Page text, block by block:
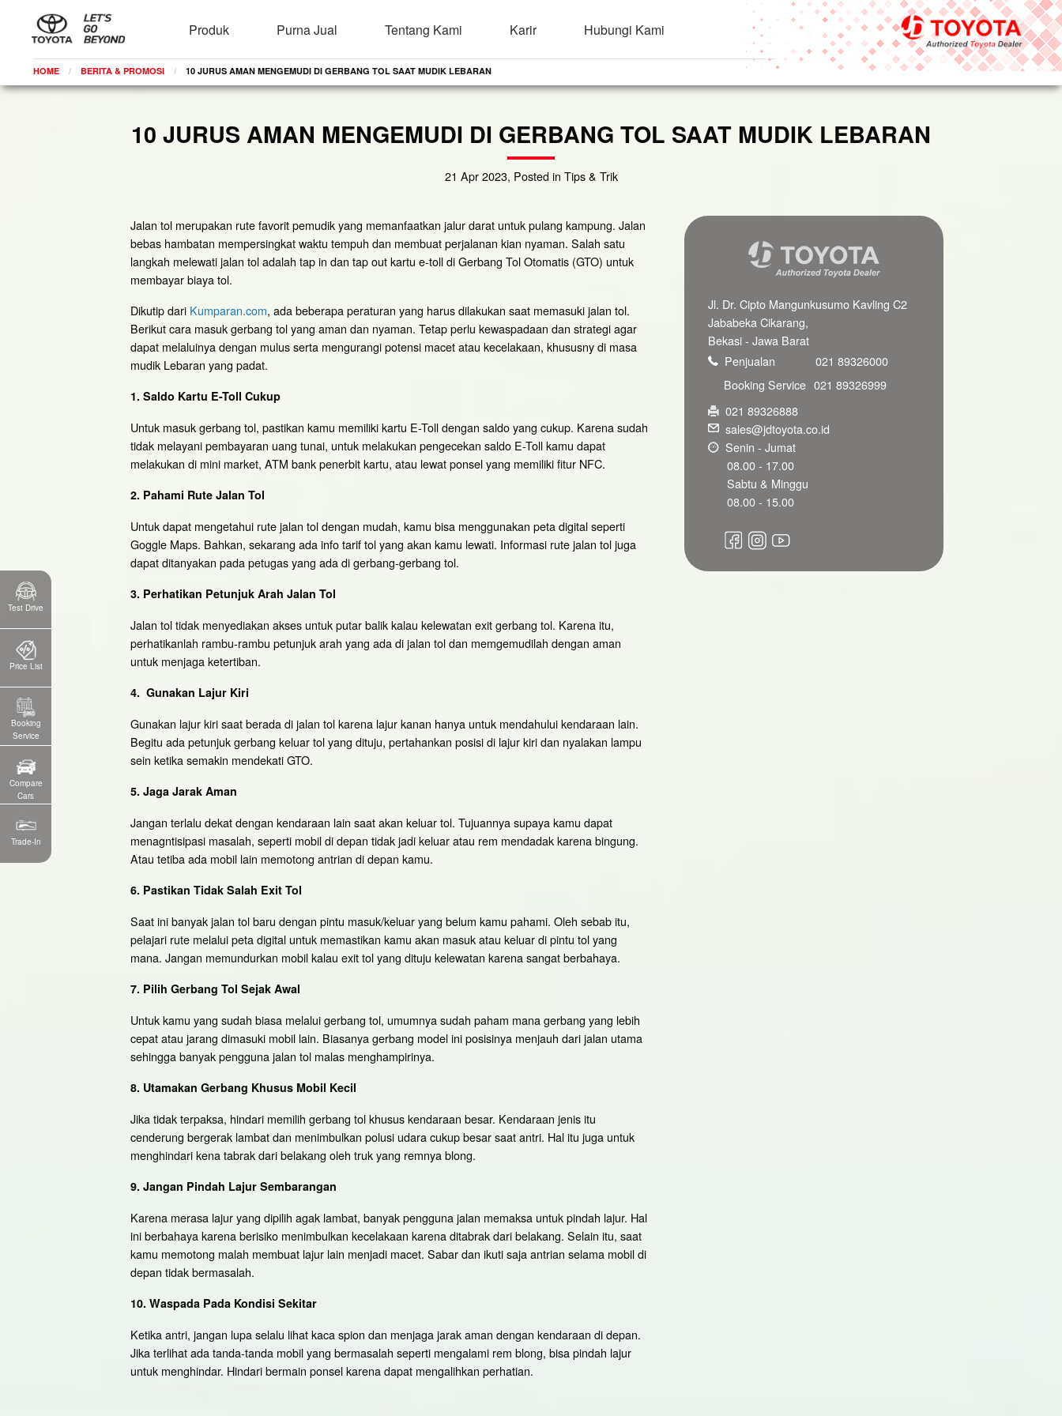
Produk Purna Jual Tentang Kami Karir Hubungi Kami
HOME BERITA & PROMOSI CURRENT:
10 JURUS AMAN MENGEMUDI DI GERBANG TOL SAAT MUDIK LEBARAN
Test Drive
Price List
Booking
Service
Compare
Cars
Trade-In
10 JURUS AMAN MENGEMUDI DI GERBANG TOL SAAT MUDIK LEBARAN
21 Apr 2023, Posted in Tips & Trik
Jalan tol merupakan rute favorit pemudik yang memanfaatkan jalur darat untuk pulang kampung. Jalan
bebas hambatan mempersingkat waktu tempuh dan membuat perjalanan kian nyaman. Salah satu
langkah melewati jalan tol adalah tap in dan tap out kartu e-toll di Gerbang Tol Otomatis (GTO) untuk
membayar biaya tol.
Dikutip dari Kumparan.com, ada beberapa peraturan yang harus dilakukan saat memasuki jalan tol.
Berikut cara masuk gerbang tol yang aman dan nyaman. Tetap perlu kewaspadaan dan strategi agar
dapat melaluinya dengan mulus serta mengurangi potensi macet atau kecelakaan, khususny di masa
mudik Lebaran yang padat.
1. Saldo Kartu E-Toll Cukup
Untuk masuk gerbang tol, pastikan kamu memiliki kartu E-Toll dengan saldo yang cukup. Karena sudah
tidak melayani pembayaran uang tunai, untuk melakukan pengecekan saldo E-Toll kamu dapat
melakukan di mini market, ATM bank penerbit kartu, atau lewat ponsel yang memiliki fitur NFC.
2. Pahami Rute Jalan Tol
Untuk dapat mengetahui rute jalan tol dengan mudah, kamu bisa menggunakan peta digital seperti
Goggle Maps. Bahkan, sekarang ada info tarif tol yang akan kamu lewati. Informasi rute jalan tol juga
dapat ditanyakan pada petugas yang ada di gerbang-gerbang tol.
3. Perhatikan Petunjuk Arah Jalan Tol
Jalan tol tidak menyediakan akses untuk putar balik kalau kelewatan exit gerbang tol. Karena itu,
perhatikanlah rambu-rambu petunjuk arah yang ada di jalan tol dan memgemudilah dengan aman
untuk menjaga ketertiban.
4. Gunakan Lajur Kiri
Gunakan lajur kiri saat berada di jalan tol karena lajur kanan hanya untuk mendahului kendaraan lain.
Begitu ada petunjuk gerbang keluar tol yang dituju, pertahankan posisi di lajur kiri dan nyalakan lampu
sein ketika semakin mendekati GTO.
5. Jaga Jarak Aman
Jangan terlalu dekat dengan kendaraan lain saat akan keluar tol. Tujuannya supaya kamu dapat
menagntisipasi masalah, seperti mobil di depan tidak jadi keluar atau rem mendadak karena bingung.
Atau tetiba ada mobil lain memotong antrian di depan kamu.
6. Pastikan Tidak Salah Exit Tol
Saat ini banyak jalan tol baru dengan pintu masuk/keluar yang belum kamu pahami. Oleh sebab itu,
pelajari rute melalui peta digital untuk memastikan kamu akan masuk atau keluar di pintu tol yang
mana. Jangan memundurkan mobil kalau exit tol yang dituju kelewatan karena sangat berbahaya.
7. Pilih Gerbang Tol Sejak Awal
Untuk kamu yang sudah biasa melalui gerbang tol, umumnya sudah paham mana gerbang yang lebih
cepat atau jarang dimasuki mobil lain. Biasanya gerbang model ini posisinya menjauh dari jalan utama
sehingga banyak pengguna jalan tol malas menghampirinya.
8. Utamakan Gerbang Khusus Mobil Kecil
Jika tidak terpaksa, hindari memilih gerbang tol khusus kendaraan besar. Kendaraan jenis itu
cenderung bergerak lambat dan menimbulkan polusi udara cukup besar saat antri. Hal itu juga untuk
menghindari kena tabrak dari belakang oleh truk yang remnya blong.
9. Jangan Pindah Lajur Sembarangan
Karena merasa lajur yang dipilih agak lambat, banyak pengguna jalan memaksa untuk pindah lajur. Hal
ini berbahaya karena berisiko menimbulkan kecelakaan karena ditabrak dari belakang. Selain itu, saat
kamu memotong malah membuat lajur lain menjadi macet. Sabar dan ikuti saja antrian selama mobil di
depan tidak bermasalah.
10. Waspada Pada Kondisi Sekitar
Ketika antri, jangan lupa selalu lihat kaca spion dan menjaga jarak aman dengan kendaraan di depan.
Jika terlihat ada tanda-tanda mobil yang bermasalah seperti mengalami rem blong, bisa pindah lajur
untuk menghindar. Hindari bermain ponsel karena dapat mengalihkan perhatian.
Jl. Dr. Cipto Mangunkusumo Kavling C2
Jababeka Cikarang,
Bekasi - Jawa Barat
Penjualan
021 89326000
Booking Service 021 89326999
021 89326888
sales@jdtoyota.co.id
Senin - Jumat
08.00 - 17.00
Sabtu & Minggu
08.00 - 15.00